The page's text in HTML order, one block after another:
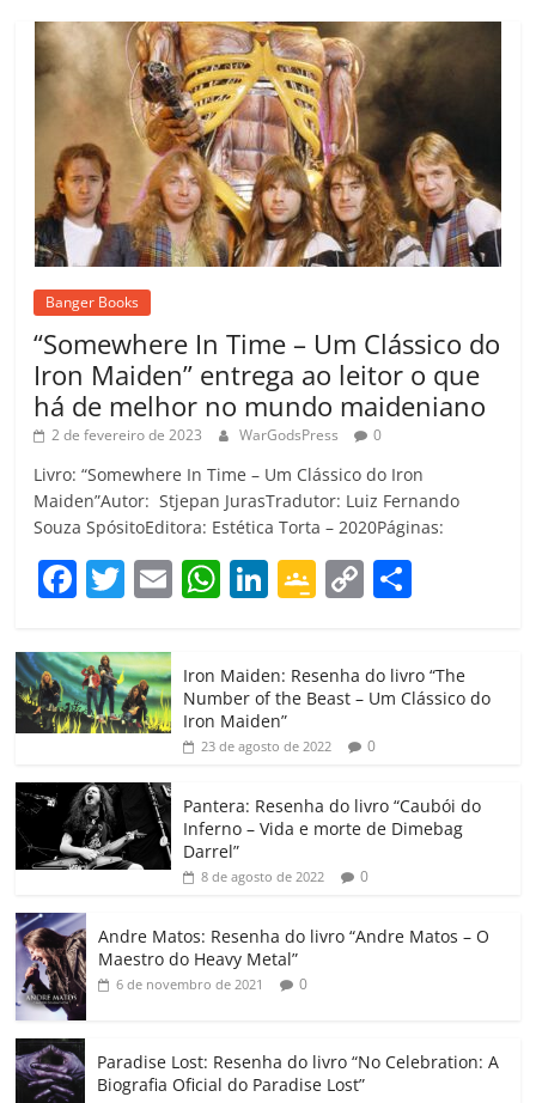
Banger Books
“Somewhere In Time – Um Clássico do
Iron Maiden” entrega ao leitor o que
há de melhor no mundo maideniano
2 de fevereiro de 2023 WarGodsPress 0
Livro: “Somewhere In Time – Um Clássico do Iron
Maiden”Autor: Stjepan JurasTradutor: Luiz Fernando
Souza SpósitoEditora: Estética Torta – 2020Páginas:
F
a
c
e
b
o
o
k
T
w
itt
er
E
m
W
h
s
A
p
p
Li
n
e
dI
n
G
o
gl
e
Cl
a
ss
ro
o
m
C
o
y
Li
n
k
p
h
ar
Iron Maiden: Resenha do livro “The
Number of the Beast – Um Clássico do
Iron Maiden”
23 de agosto de 2022 0
Pantera: Resenha do livro “Caubói do
Inferno – Vida e morte de Dimebag
Darrel”
8 de agosto de 2022 0
Andre Matos: Resenha do livro “Andre Matos – O
Maestro do Heavy Metal”
6 de novembro de 2021 0
Paradise Lost: Resenha do livro “No Celebration: A
Biografia Oficial do Paradise Lost”